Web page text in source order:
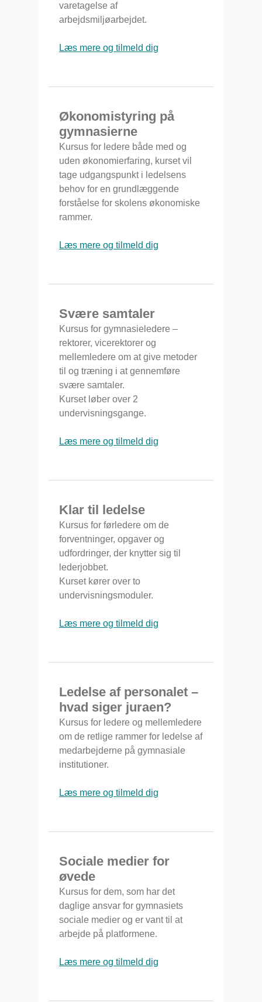
varetagelse af
arbejdsmiljøarbejdet.
Læs mere og tilmeld dig
Økonomistyring på
gymnasierne
Kursus for ledere både med og
uden økonomierfaring, kurset vil
tage udgangspunkt i ledelsens
behov for en grundlæggende
forståelse for skolens økonomiske
rammer.
Læs mere og tilmeld dig
Svære samtaler
Kursus for gymnasieledere –
rektorer, vicerektorer og
mellemledere om at give metoder
til og træning i at gennemføre
svære samtaler.
Kurset løber over 2
undervisningsgange.
Læs mere og tilmeld dig
Klar til ledelse
Kursus for førledere om de
forventninger, opgaver og
udfordringer, der knytter sig til
lederjobbet.
Kurset kører over to
undervisningsmoduler.
Læs mere og tilmeld dig
Ledelse af personalet –
hvad siger juraen?
Kursus for ledere og mellemledere
om de retlige rammer for ledelse af
medarbejderne på gymnasiale
institutioner.
Læs mere og tilmeld dig
Sociale medier for
øvede
Kursus for dem, som har det
daglige ansvar for gymnasiets
sociale medier og er vant til at
arbejde på platformene.
Læs mere og tilmeld dig